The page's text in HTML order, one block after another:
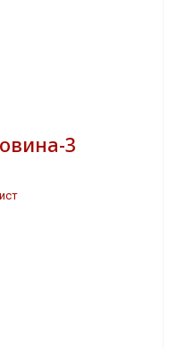
3